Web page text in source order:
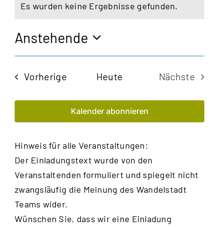
Hinweis
Es wurden keine Ergebnisse gefunden.
Anstehende
Datum
VorherigeVeranstaltungen
Heute
Nächste
Kalender abonnieren
Hinweis für alle Veranstaltungen:
Der Einladungstext wurde von den
Veranstaltenden formuliert und spiegelt nicht
zwangsläufig die Meinung des Wandelstadt
Teams wider.
Wünschen Sie, dass wir eine Einladung